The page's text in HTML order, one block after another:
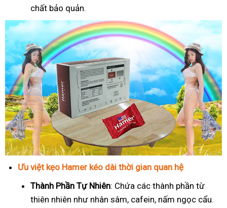
chất bảo quản.
Ưu việt kẹo Hamer kéo dài thời gian quan hệ
Thành Phần Tự Nhiên: Chứa các thành phần từ
thiên nhiên như nhân sâm, cafein, nấm ngọc cẩu.